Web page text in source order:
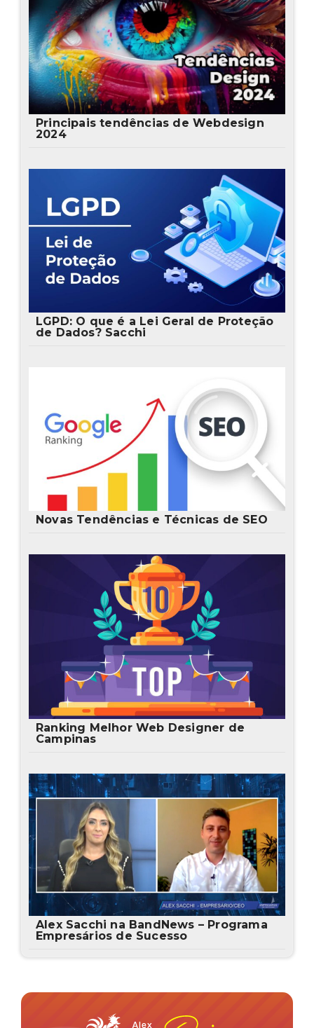
Principais tendências de Webdesign
2024
LGPD: O que é a Lei Geral de Proteção
de Dados? Sacchi
Novas Tendências e Técnicas de SEO
Ranking Melhor Web Designer de
Campinas
Alex Sacchi na BandNews – Programa
Empresários de Sucesso